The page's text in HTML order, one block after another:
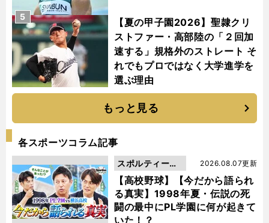
【夏の甲子園2026】聖隷クリ
ストファー・高部陸の「２回加
速する」規格外のストレート そ
れでもプロではなく大学進学を
選ぶ理由
5
もっと見る
各スポーツコラム記事
【高校野球】【今だから語られ
る真実】1998年夏・伝説の死
闘の最中にPL学園に何が起きて
いた！？
2026.08.07更新
スポルティーバ
動画